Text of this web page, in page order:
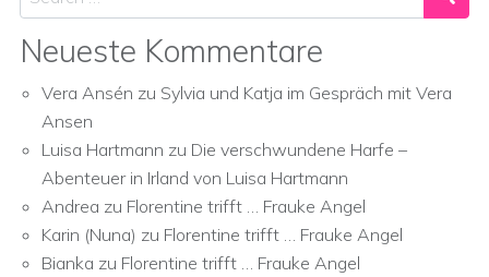
Neueste Kommentare
Vera Ansén zu Sylvia und Katja im Gespräch mit Vera
Ansen
Luisa Hartmann zu Die verschwundene Harfe –
Abenteuer in Irland von Luisa Hartmann
Andrea zu Florentine trifft … Frauke Angel
Karin (Nuna) zu Florentine trifft … Frauke Angel
Bianka zu Florentine trifft … Frauke Angel